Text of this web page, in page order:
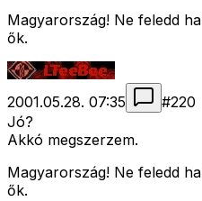
Magyarország! Ne feledd
ők.
2001.05.28. 07:35 #220
Jó?
Akkó megszerzem.
Magyarország! Ne feledd
ők.